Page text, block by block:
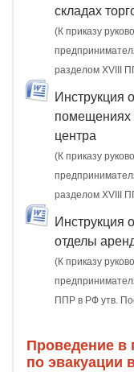
складах
(К приказу
разделом XVIII
Инструкция
помещениях
центра
(К приказу
разделом XVIII
Инструкция
отделы
(К приказу
ППР в РФ утв.
Проведение в
по эвакуации